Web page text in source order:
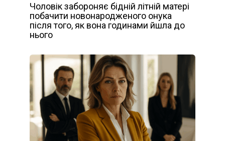
Чоловік забороняє бідній літній матері
побачити новонародженого онука
після того, як вона годинами йшла до
нього